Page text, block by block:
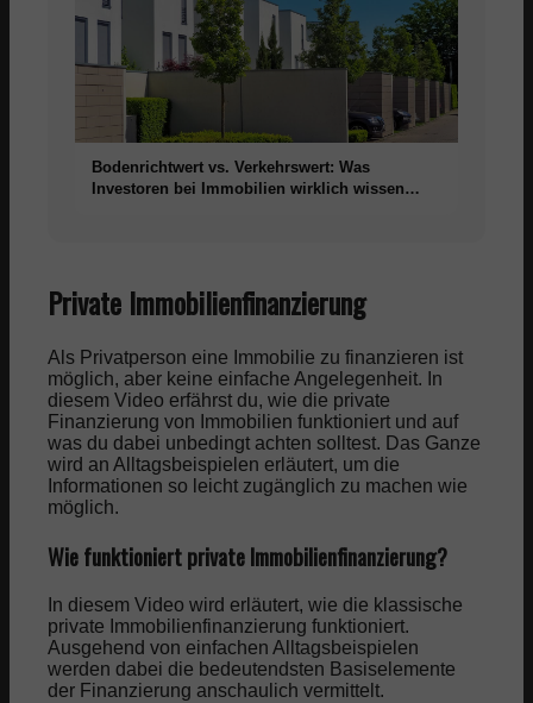
Bodenrichtwert vs. Verkehrswert: Was
Investoren bei Immobilien wirklich wissen
Private Immobilienfinanzierung
Als Privatperson eine Immobilie zu finanzieren ist
möglich, aber keine einfache Angelegenheit. In
diesem Video erfährst du, wie die private
Finanzierung von Immobilien funktioniert und auf
was du dabei unbedingt achten solltest. Das Ganze
wird an Alltagsbeispielen erläutert, um die
Informationen so leicht zugänglich zu machen wie
möglich.
Wie funktioniert private Immobilienfinanzierung?
In diesem Video wird erläutert, wie die klassische
private Immobilienfinanzierung funktioniert.
Ausgehend von einfachen Alltagsbeispielen
werden dabei die bedeutendsten Basiselemente
der Finanzierung anschaulich vermittelt.